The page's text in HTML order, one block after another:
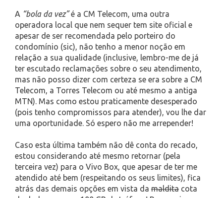
A “bola da vez”é a CM Telecom, uma outra
operadora local que nem sequer tem site oficial e
apesar de ser recomendada pelo porteiro do
condomínio (sic), não tenho a menor noção em
relação a sua qualidade (inclusive, lembro-me de já
ter escutado reclamações sobre o seu atendimento,
mas não posso dizer com certeza se era sobre a CM
Telecom, a Torres Telecom ou até mesmo a antiga
MTN). Mas como estou praticamente desesperado
(pois tenho compromissos para atender), vou lhe dar
uma oportunidade. Só espero não me arrepender!
Caso esta última também não dê conta do recado,
estou considerando até mesmo retornar (pela
terceira vez) para o Vivo Box, que apesar de ter me
atendido até bem (respeitando os seus limites), fica
atrás das demais opções em vista da maldita cota